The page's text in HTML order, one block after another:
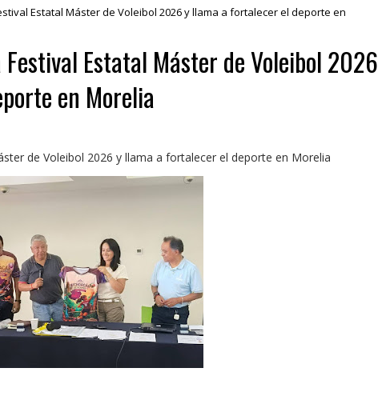
Estatal Máster de Voleibol 2026 y llama a fortalecer el deporte en
Estatal Máster de Voleibol 2026
en Morelia
de Voleibol 2026 y llama a fortalecer el deporte en Morelia